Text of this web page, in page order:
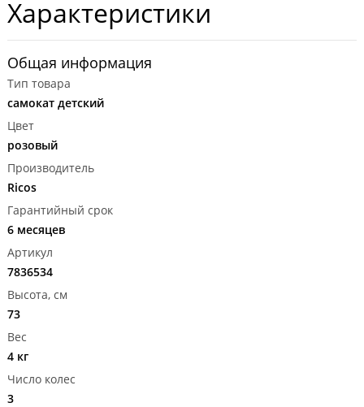
Характеристики
Общая информация
Тип товара
самокат детский
Цвет
розовый
Производитель
Ricos
Гарантийный срок
6 месяцев
Артикул
7836534
Высота, см
73
Вес
4 кг
Число колес
3